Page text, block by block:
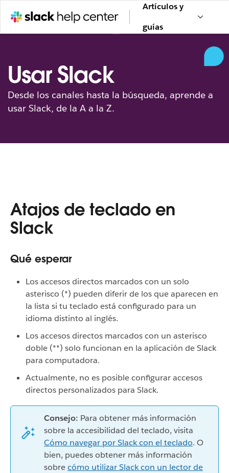
Artículos y
guías
Usar Slack
Desde los canales hasta la búsqueda, aprende a
usar Slack, de la A a la Z.
Atajos de teclado en
Slack
Qué esperar
Los accesos directos marcados con un solo
asterisco (*) pueden diferir de los que aparecen en
la lista si tu teclado está configurado para un
idioma distinto al inglés.
Los accesos directos marcados con un asterisco
doble (**) solo funcionan en la aplicación de Slack
para computadora.
Actualmente, no es posible configurar accesos
directos personalizados para Slack.
Consejo: Para obtener más información
sobre la accesibilidad del teclado, visita
Cómo navegar por Slack con el teclado. O
bien, puedes obtener más información
sobrecómo utilizar Slack con un lector de